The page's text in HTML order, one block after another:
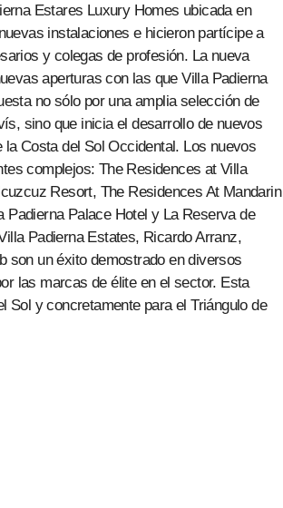
Estares Luxury Homes ubicada en
instalaciones e hicieron partícipe a
y colegas de profesión. La nueva
aperturas con las que Villa Padierna
no sólo por una amplia selección de
sino que inicia el desarrollo de nuevos
Costa del Sol Occidental. Los nuevos
complejos: The Residences at Villa
Resort, The Residences At Mandarin
Palace Hotel y La Reserva de
Padierna Estates, Ricardo Arranz,
son un éxito demostrado en diversos
las marcas de élite en el sector. Esta
Sol y concretamente para el Triángulo de